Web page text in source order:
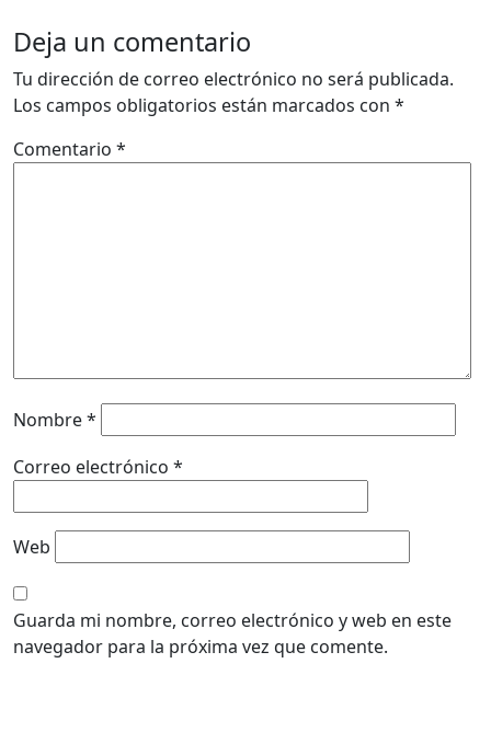
Deja un comentario
Tu dirección de correo electrónico no será publicada.
Los campos obligatorios están marcados con *
Comentario *
Nombre*
Correo electrónico *
Web
Guarda mi nombre, correo electrónico y web en este
navegador para la próxima vez que comente.